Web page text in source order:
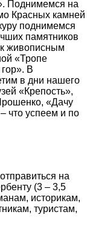
Поднимемся на
Красных камней
поднимемся
памятников
живописным
«Тропе
В
в дни нашего
«Крепость»,
«Дачу
что успеем и по
на
(3 – 3,5
историкам,
туристам,